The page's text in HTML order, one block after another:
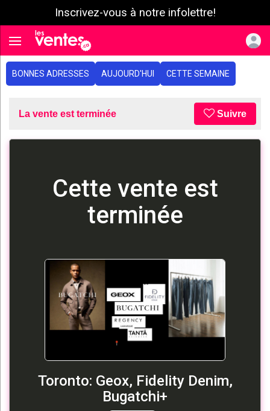
Inscrivez-vous à notre infolettre!
Toggle navigation
BONNES ADRESSES AUJOURD'HUI CETTE SEMAINE
La vente est terminée Suivre
Cette vente est
terminée
Toronto: Geox, Fidelity Denim,
Bugatchi+